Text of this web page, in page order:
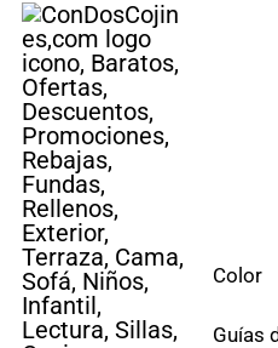
Saltar
contenido
Color
Guías